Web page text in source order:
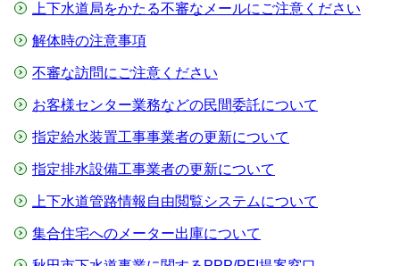
上下水道局をかたる不審なメールにご注意ください
解体時の注意事項
不審な訪問にご注意ください
お客様センター業務などの民間委託について
指定給水装置工事事業者の更新について
指定排水設備工事業者の更新について
上下水道管路情報自由閲覧システムについて
集合住宅へのメーター出庫について